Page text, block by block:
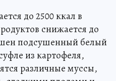
до 2500 ккал в
снижается до
подсушенный белый
из картофеля,
различные муссы,